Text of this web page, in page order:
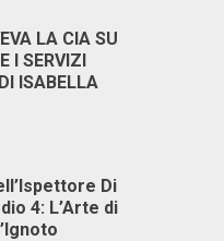
LA CIA SU
I SERVIZI
ISABELLA
Di
4: L’Arte di